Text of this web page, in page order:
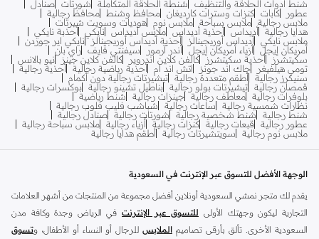
شنط أدوات الحلاقة والتنظيف
شنطة الحلاقة المتكاملة شورتات صنادل
عطور
كابات كنزات وسترات كارديغان محافظ وشنط
محافظ رجالية
ملابس رجالية ملابس سباحة ملابس نوم
هوديات وسويت شيرتات
هدايا رجالية أديداس أحذية أديداس ملابس أديداس نايكي أحذبة نايكي
ملابس نايكي أديداس أوريجينالز أحذية أديداس أوريجينالز
نايكي اير جوردن
أمريكان إيجل أزياء أمريكان إيجل أندر آرمور سيفنتي فايف راي بان
سكيتشرز
أحذية سكيتشرز كالفن كلاين اندروير كالفن كلاين جينز
نيو بالانس
تومي هيلفيغر
جاك اند جونز اتش اند ام أحذية رياضية رجالية أحذية رجالية
سنيكرز رجالية أطقم متعددة رجالية تيشيرتات رجالية دون أكمام
قمصان رجالية تيشيرتات بولو رجالية بناطيل تشينو رجالية بوكسرات رجالية
بلوفرات رجالية معاطف رجالية جينزات رجالية
شنط رياضية
نظارات شمسية رجالية
ساعات رجالية
شباشب فليب فلوب رجالية
شنط رجالية
شنط شخصية رجالية شورتات رجالية صنادل رجالية
عطور رجالية
قبعات رجالية كنزات رجالية أزياء رجالية ملابس سباحة رجالية
ملابس نوم رجالية
سويتشيرتات رجالية أطقم هدايا رجالية
الوجهة الأفضل للتسوق عبر الإنترنت في السعودية
يقدم لك متجر نمشي السعودية أونلاين أفضل مجموعة من المنتجات من أشهر العلامات
التجارية ليكون وجهتك الأولى للتسوق عبر الإنترنت في الرياض وجدة وكافة مدن
السعودية الأخرى. تألق بأرقى تصاميم الملابس للرجال أو النساء أو الأطفال، وتسوق